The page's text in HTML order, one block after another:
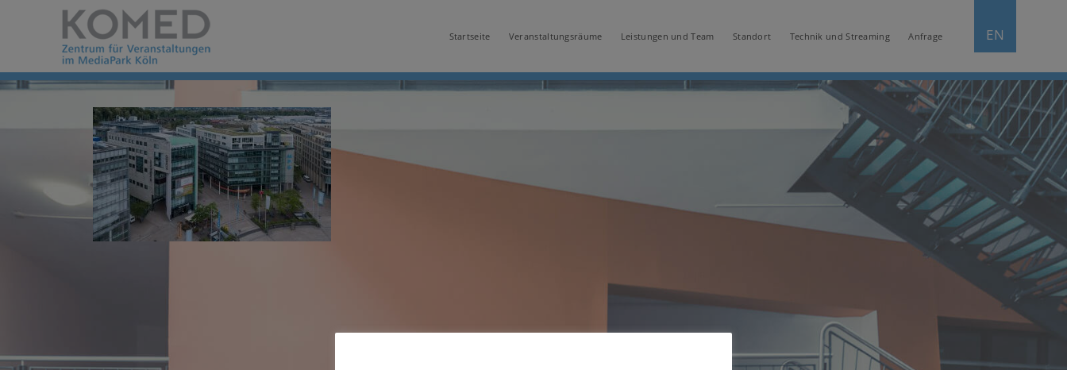
EN
Startseite Veranstaltungsräume Leistungen und Team Standort Technik und Streaming Anfrage